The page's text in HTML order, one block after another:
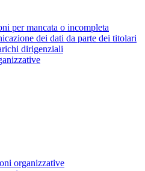
per mancata o incompleta
dei dati da parte dei titolari
dirigenziali
organizzative